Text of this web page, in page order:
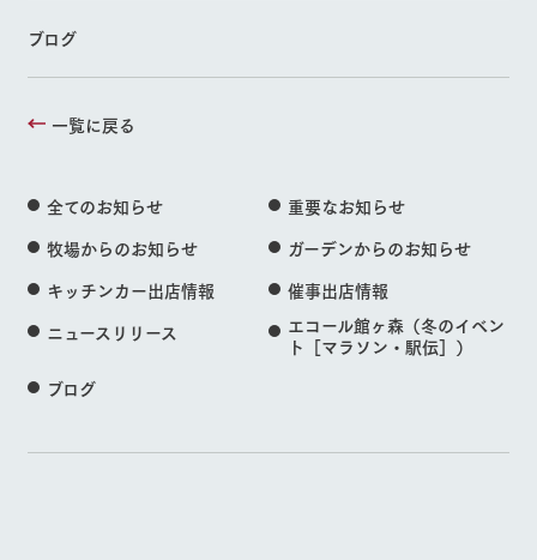
ブログ
一覧に戻る
全てのお知らせ
重要なお知らせ
牧場からのお知らせ
ガーデンからのお知らせ
キッチンカー出店情報
催事出店情報
ニュースリリース
エコール館ヶ森（冬のイベン
ト［マラソン・駅伝］）
ブログ